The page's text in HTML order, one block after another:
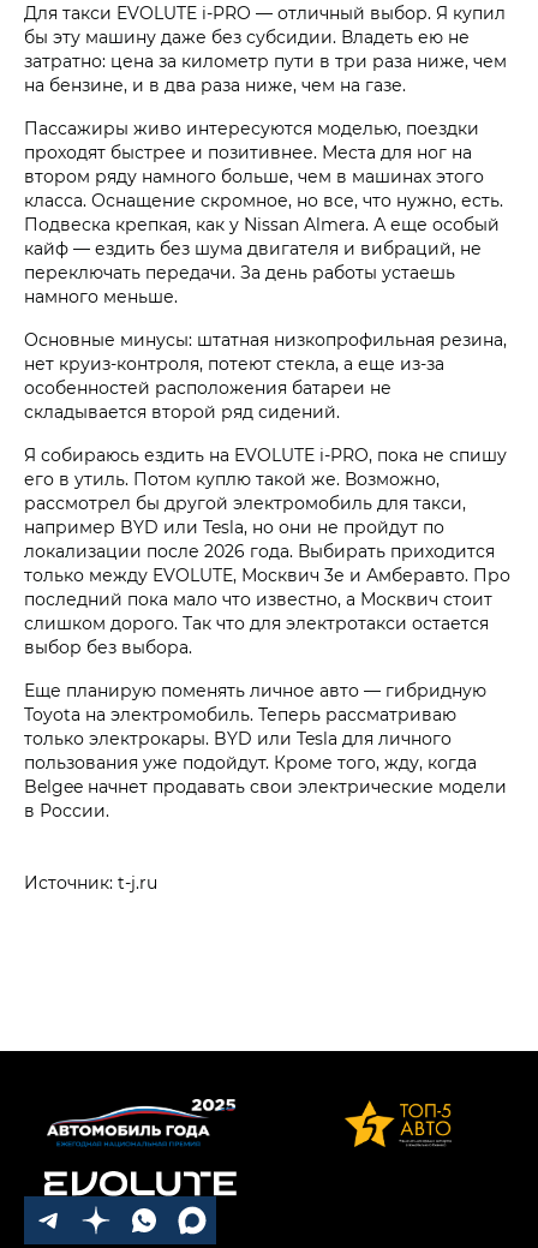
Для такси EVOLUTE i‑PRO — отличный выбор. Я купил
бы эту машину даже без субсидии. Владеть ею не
затратно: цена за километр пути в три раза ниже, чем
на бензине, и в два раза ниже, чем на газе.
Пассажиры живо интересуются моделью, поездки
проходят быстрее и позитивнее. Места для ног на
втором ряду намного больше, чем в машинах этого
класса. Оснащение скромное, но все, что нужно, есть.
Подвеска крепкая, как у Nissan Almera. А еще особый
кайф — ездить без шума двигателя и вибраций, не
переключать передачи. За день работы устаешь
намного меньше.
Основные минусы: штатная низкопрофильная резина,
нет круиз-контроля, потеют стекла, а еще из-за
особенностей расположения батареи не
складывается второй ряд сидений.
Я собираюсь ездить на EVOLUTE i‑PRO, пока не спишу
его в утиль. Потом куплю такой же. Возможно,
рассмотрел бы другой электромобиль для такси,
например BYD или Tesla, но они не пройдут по
локализации после 2026 года. Выбирать приходится
только между EVOLUTE, Москвич 3е и Амберавто. Про
последний пока мало что известно, а Москвич стоит
слишком дорого. Так что для электротакси остается
выбор без выбора.
Еще планирую поменять личное авто — гибридную
Toyota на электромобиль. Теперь рассматриваю
только электрокары. BYD или Tesla для личного
пользования уже подойдут. Кроме того, жду, когда
Belgee начнет продавать свои электрические модели
в России.
Источник: t-j.ru